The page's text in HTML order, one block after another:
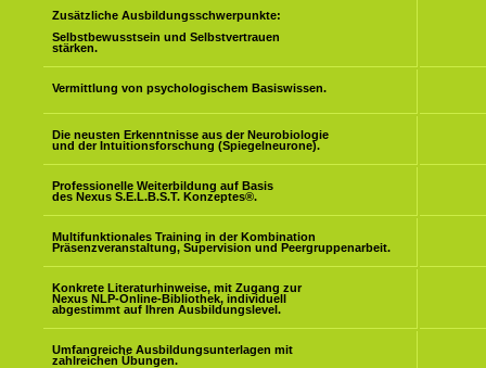
Zusätzliche Ausbildungsschwerpunkte:
Selbstbewusstsein und Selbstvertrauen
stärken.
Vermittlung von psychologischem Basiswissen.
Die neusten Erkenntnisse aus der Neurobiologie
und der Intuitionsforschung (Spiegelneurone).
Professionelle Weiterbildung auf Basis
des Nexus S.E.L.B.S.T. Konzeptes®.
Multifunktionales Training in der Kombination
Präsenzveranstaltung, Supervision und Peergruppenarbeit.
Konkrete Literaturhinweise, mit Zugang zur
Nexus NLP-Online-Bibliothek, individuell
abgestimmt auf Ihren Ausbildungslevel.
Umfangreiche Ausbildungsunterlagen mit
zahlreichen Übungen.